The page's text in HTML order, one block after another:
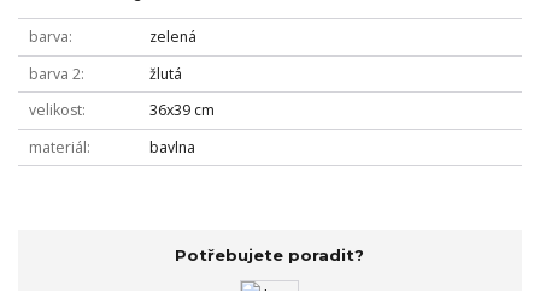
barva
zelená
barva 2
žlutá
velikost
36x39 cm
materiál
bavlna
Potřebujete poradit?